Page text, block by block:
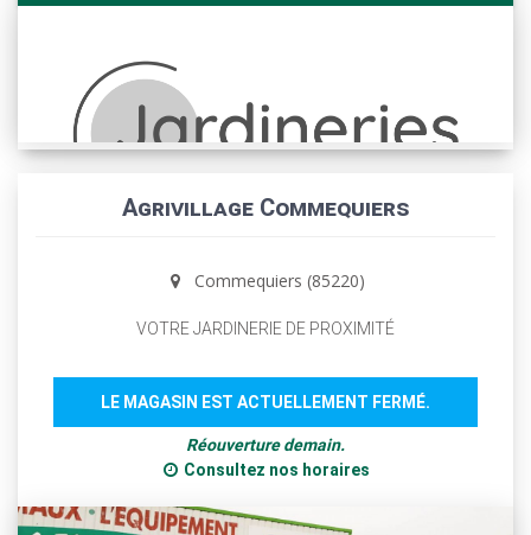
Agrivillage Commequiers
Commequiers (85220)
VOTRE JARDINERIE DE PROXIMITÉ
LE MAGASIN EST ACTUELLEMENT FERMÉ.
Réouverture demain.
Consultez nos horaires